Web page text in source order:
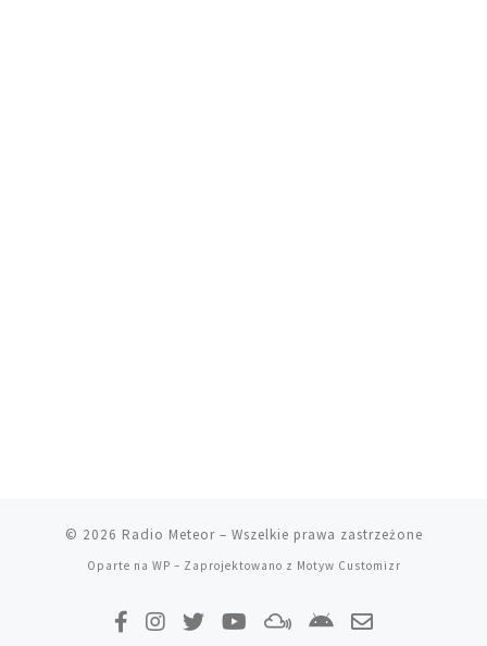
© 2026 Radio Meteor– Wszelkie prawa zastrzeżone
Oparte na WP – Zaprojektowano z Motyw Customizr